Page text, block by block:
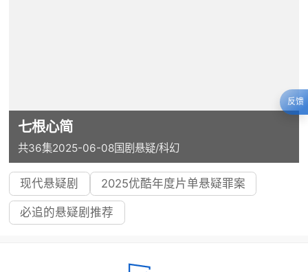
七根心简
共36集2025-06-08国剧 悬疑/科幻
现代悬疑剧 2025优酷年度片单悬疑罪案
必追的悬疑剧推荐
反馈